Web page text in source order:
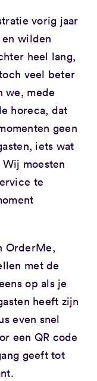
vorig jaar
en wilden
heel lang,
veel beter
we, mede
horeca, dat
geen
iets wat
moesten
te
OrderMe,
met de
op als je
heeft zijn
even snel
een QR code
geeft tot